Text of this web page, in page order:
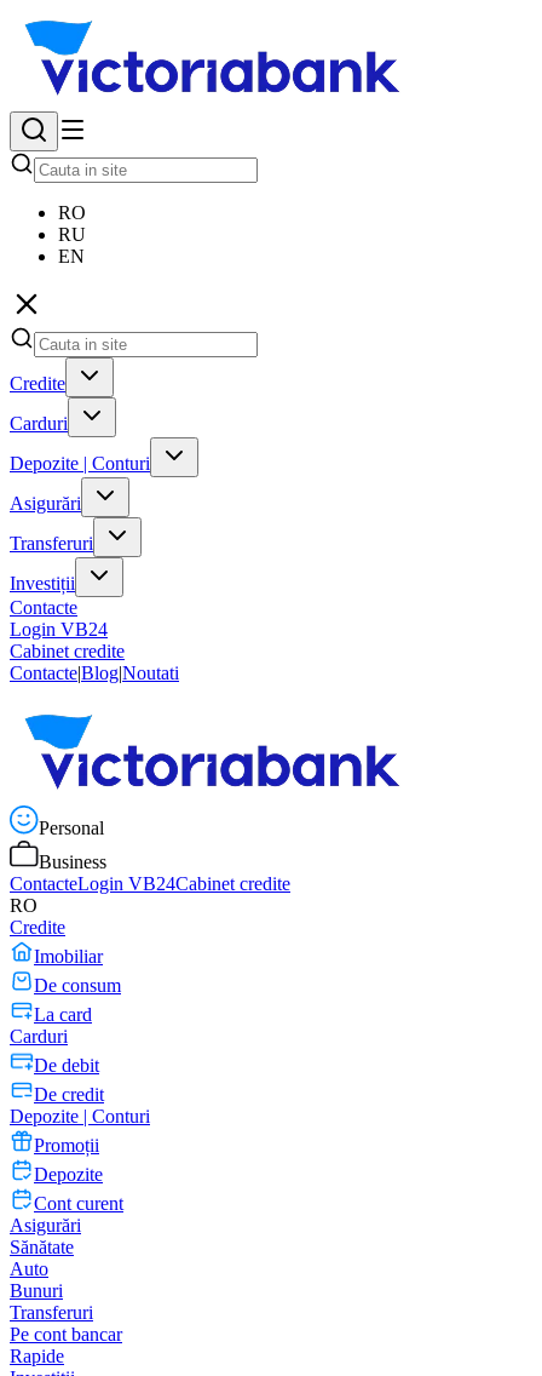
RO
RU
EN
Credite
Carduri
Depozite | Conturi
Asigurări
Transferuri
Investiții
Contacte
Login VB24
Cabinet credite
Contacte|Blog|Noutati
Personal
Business
ContacteLogin VB24Cabinet credite
RO
Credite
Imobiliar
De consum
La card
Carduri
De debit
De credit
Depozite | Conturi
Promoții
Depozite
Cont curent
Asigurări
Sănătate
Auto
Bunuri
Transferuri
Pe cont bancar
Rapide